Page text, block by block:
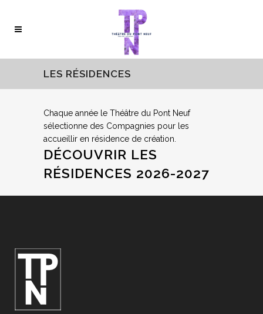
LES RÉSIDENCES
Chaque année le Théâtre du Pont Neuf
sélectionne des Compagnies pour les
accueillir en résidence de création.
DÉCOUVRIR LES
RÉSIDENCES 2026-2027